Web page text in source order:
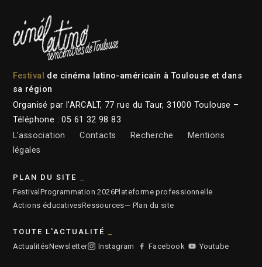
Festival
de cinéma latino-américain à Toulouse et dans
sa région
Organisé par l’ARCALT, 77 rue du Taur, 31000 Toulouse –
Téléphone : 05 61 32 98 83
L’association
Contacts Recherche
Mentions
légales
PLAN DU SITE
Festival Programmation 2026Plateforme professionnelle
Actions éducativesRessources— Plan du site
TOUTE L'ACTUALITÉ
ActualitésNewsletter Instagram Facebook Youtube